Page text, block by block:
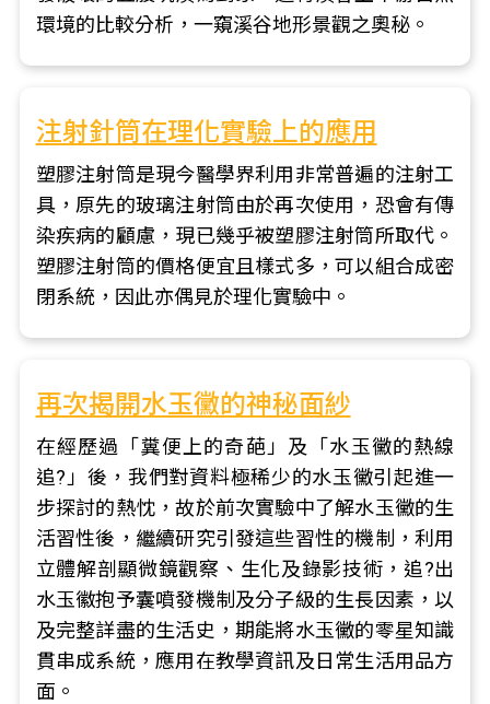
環境的比較分析，一窺溪谷地形景觀之奧秘。
注射針筒在理化實驗上的應用
塑膠注射筒是現今醫學界利用非常普遍的注射工
具，原先的玻璃注射筒由於再次使用，恐會有傳
染疾病的顧慮，現已幾乎被塑膠注射筒所取代。
塑膠注射筒的價格便宜且樣式多，可以組合成密
閉系統，因此亦偶見於理化實驗中。
再次揭開水玉黴的神秘面紗
在經歷過「糞便上的奇葩」及「水玉黴的熱線
追?」後，我們對資料極稀少的水玉黴引起進一
步探討的熱忱，故於前次實驗中了解水玉黴的生
活習性後，繼續研究引發這些習性的機制，利用
立體解剖顯微鏡觀察、生化及錄影技術，追?出
水玉徽抱予囊噴發機制及分子級的生長因素，以
及完整詳盡的生活史，期能將水玉黴的零星知識
貫串成系統，應用在教學資訊及日常生活用品方
面。